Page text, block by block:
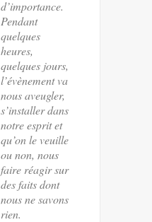
d’importance.
Pendant
quelques
heures,
quelques jours,
l’évènement va
nous aveugler,
s’installer dans
notre esprit et
qu’on le veuille
ou non, nous
faire réagir sur
des faits dont
nous ne savons
rien.